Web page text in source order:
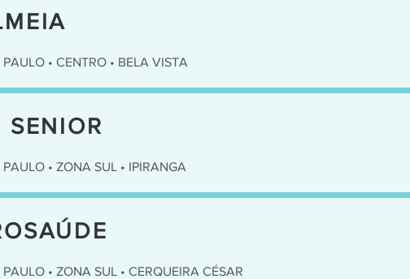
• CENTRO • BELA VISTA
SENIOR
• ZONA SUL • IPIRANGA
• ZONA SUL • CERQUEIRA CÉSAR